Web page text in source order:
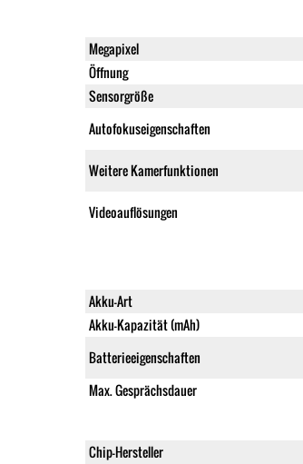
Megapixel
Öffnung
Sensorgröße
Autofokuseigenschaften
Weitere Kamerfunktionen
Videoauflösungen
Akku-Art
Akku-Kapazität (mAh)
Batterieeigenschaften
Max. Gesprächsdauer
Chip-Hersteller